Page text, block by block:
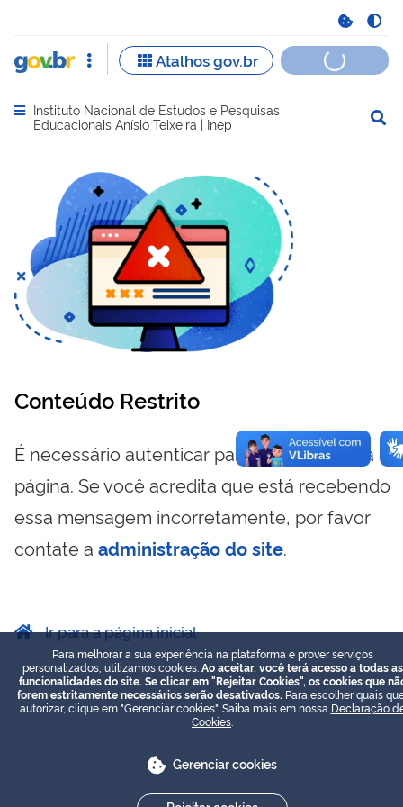
Abrir menu principal de navegação
Instituto Nacional de Estudos e Pesquisas
Educacionais Anísio Teixeira | Inep
Conteúdo Restrito
É necessário autenticar para visualizar essa
página. Se você acredita que está recebendo
essa mensagem incorretamente, por favor
contate a administração do site.
Ir para a página inicial
Para melhorar a sua experiência na plataforma e prover serviços
personalizados, utilizamos cookies. Ao aceitar, você terá acesso a todas as
funcionalidades do site. Se clicar em "Rejeitar Cookies", os cookies que
forem estritamente necessários serão desativados. Para escolher quais
autorizar, clique em "Gerenciar cookies". Saiba mais em nossa Declaração
Cookies
Gerenciar cookies